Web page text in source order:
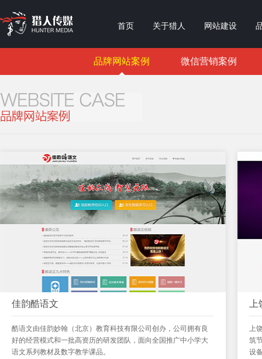
首页 关于猎人 网站建设
品牌网站案例 微信营销案例
佳韵酷语文
酷语文由佳韵妙翰（北京）教育科技有限公司创办，公司拥有良
好的经营模式和一批高资历的研发团队，面向全国推广中小学大
语文系列教材及数字教学课品。
上
筑
设